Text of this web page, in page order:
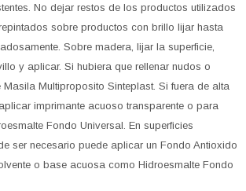
No dejar restos de los productos utilizados
sobre productos con brillo lijar hasta
Sobre madera, lijar la superficie,
y aplicar. Si hubiera que rellenar nudos o
Masila Multiproposito Sinteplast. Si fuera de alta
imprimante acuoso transparente o para
Fondo Universal. En superficies
ser necesario puede aplicar un Fondo Antioxido
o base acuosa como Hidroesmalte Fondo